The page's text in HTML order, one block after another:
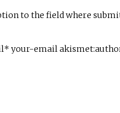
to the field where
your-email